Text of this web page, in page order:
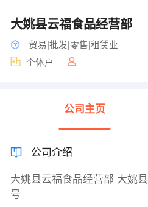
大姚县云福食品经营部
贸易|批发|零售|租赁业
个体户
公司主页
公司介绍
大姚县云福食品经营部 大姚
号